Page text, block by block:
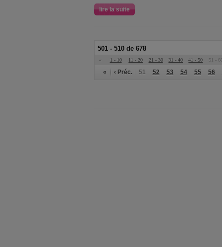
lire la suite
501 - 510 de 678
« 1 - 10 11 - 20 21 - 30 31 - 40 41 - 50 51 -
« ‹ Préc. 51 52 53 54 55 56